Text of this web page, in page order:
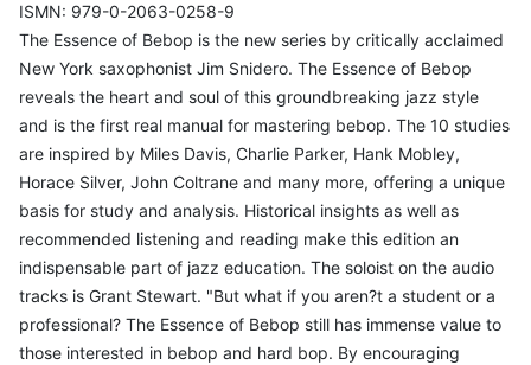
ISMN: 979-0-2063-0258-9
The Essence of Bebop is the new series by critically acclaimed
New York saxophonist Jim Snidero. The Essence of Bebop
reveals the heart and soul of this groundbreaking jazz style
and is the first real manual for mastering bebop. The 10 studies
are inspired by Miles Davis, Charlie Parker, Hank Mobley,
Horace Silver, John Coltrane and many more, offering a unique
basis for study and analysis. Historical insights as well as
recommended listening and reading make this edition an
indispensable part of jazz education. The soloist on the audio
tracks is Grant Stewart. "But what if you aren?t a student or a
professional? The Essence of Bebop still has immense value to
those interested in bebop and hard bop. By encouraging